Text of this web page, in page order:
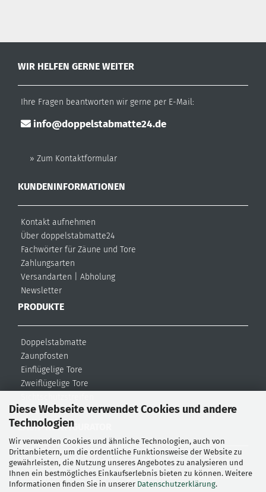
Diese Webseite verwendet Cookies und andere
Technologien
Wir verwenden Cookies und ähnliche Technologien, auch von
Drittanbietern, um die ordentliche Funktionsweise der Website zu
gewährleisten, die Nutzung unseres Angebotes zu analysieren und
Ihnen ein bestmögliches Einkaufserlebnis bieten zu können. Weitere
Informationen finden Sie in unserer Datenschutzerklärung.
WIR HELFEN GERNE WEITER
Ihre Fragen beantworten wir gerne per E-Mail:
info@doppelstabmatte24.de
» Zum Kontaktformular
KUNDENINFORMATIONEN
Kontakt aufnehmen
Über doppelstabmatte24
Fachwörter für Zäune und Tore
Zahlungsarten
Versandarten
Abholung
Newsletter
PRODUKTE
Doppelstabmatte
Zaunpfosten
Einflügelige Tore
Zweiflügelige Tore
Zubehör
ZAUN-KONFIGURATOR
Bei doppelstabmatte24 können Sie schnell und einfach
Ihre Zäune und Tore nach eigenen Wünschen konfigurieren.